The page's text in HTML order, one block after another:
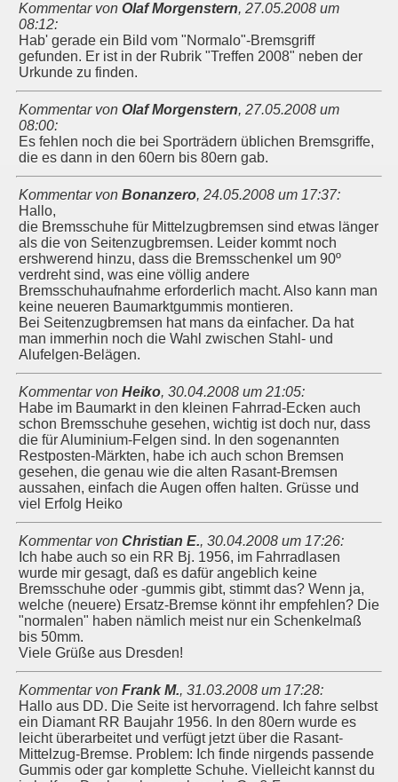
Kommentar von Olaf Morgenstern, 27.05.2008 um
08:12:
Hab' gerade ein Bild vom "Normalo"-Bremsgriff
gefunden. Er ist in der Rubrik "Treffen 2008" neben der
Urkunde zu finden.
Kommentar von Olaf Morgenstern, 27.05.2008 um
08:00:
Es fehlen noch die bei Sporträdern üblichen Bremsgriffe,
die es dann in den 60ern bis 80ern gab.
Kommentar von Bonanzero, 24.05.2008 um 17:37:
Hallo,
die Bremsschuhe für Mittelzugbremsen sind etwas länger
als die von Seitenzugbremsen. Leider kommt noch
ershwerend hinzu, dass die Bremsschenkel um 90º
verdreht sind, was eine völlig andere
Bremsschuhaufnahme erforderlich macht. Also kann man
keine neueren Baumarktgummis montieren.
Bei Seitenzugbremsen hat mans da einfacher. Da hat
man immerhin noch die Wahl zwischen Stahl- und
Alufelgen-Belägen.
Kommentar von Heiko, 30.04.2008 um 21:05:
Habe im Baumarkt in den kleinen Fahrrad-Ecken auch
schon Bremsschuhe gesehen, wichtig ist doch nur, dass
die für Aluminium-Felgen sind. In den sogenannten
Restposten-Märkten, habe ich auch schon Bremsen
gesehen, die genau wie die alten Rasant-Bremsen
aussahen, einfach die Augen offen halten. Grüsse und
viel Erfolg Heiko
Kommentar von Christian E., 30.04.2008 um 17:26:
Ich habe auch so ein RR Bj. 1956, im Fahrradlasen
wurde mir gesagt, daß es dafür angeblich keine
Bremsschuhe oder -gummis gibt, stimmt das? Wenn ja,
welche (neuere) Ersatz-Bremse könnt ihr empfehlen? Die
"normalen" haben nämlich meist nur ein Schenkelmaß
bis 50mm.
Viele Grüße aus Dresden!
Kommentar von Frank M., 31.03.2008 um 17:28:
Hallo aus DD. Die Seite ist hervorragend. Ich fahre selbst
ein Diamant RR Baujahr 1956. In den 80ern wurde es
leicht überarbeitet und verfügt jetzt über die Rasant-
Mittelzug-Bremse. Problem: Ich finde nirgends passende
Gummis oder gar komplette Schuhe. Vielleicht kannst du